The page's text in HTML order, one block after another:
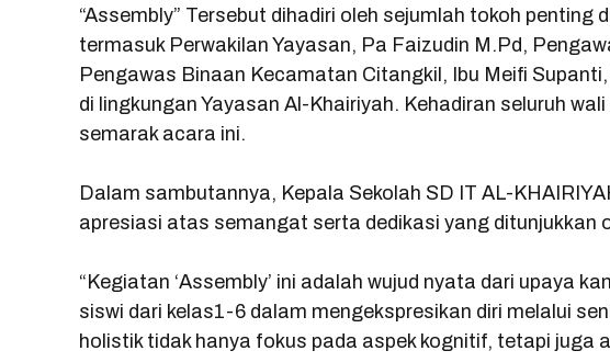
“Assembly” Tersebut dihadiri oleh sejumlah tokoh penting
termasuk Perwakilan Yayasan, Pa Faizudin M.Pd,
Pengawas Binaan Kecamatan Citangkil, Ibu Meifi
di lingkungan Yayasan Al-Khairiyah. Kehadiran seluruh
semarak acara ini.
Dalam sambutannya, Kepala Sekolah SD IT AL-
apresiasi atas semangat serta dedikasi yang ditunjukkan
“Kegiatan ‘Assembly’ ini adalah wujud nyata dari upaya
siswi dari kelas1-6 dalam mengekspresikan diri melalui
holistik tidak hanya fokus pada aspek kognitif, tetapi juga